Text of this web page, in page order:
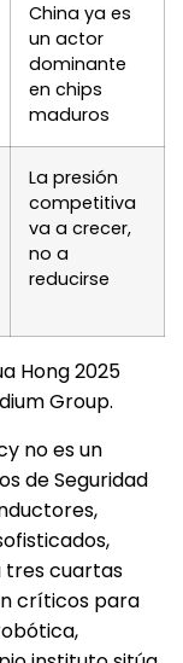
China ya es
un actor
dominante
en chips
maduros
La presión
competitiva
va a crecer,
no a
reducirse
Hong 2025
Group.
no es un
de Seguridad
tres cuartas
críticos para